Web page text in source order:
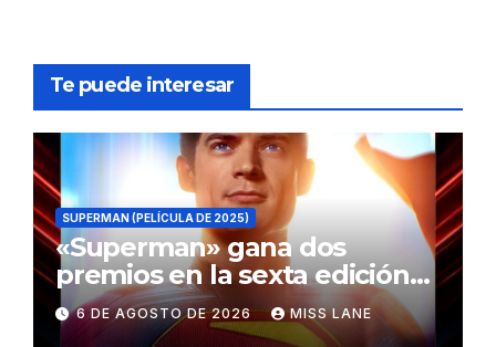
Te puede interesar
SUPERMAN (PELÍCULA DE 2025)
«Superman» gana dos
premios en la sexta edición
de los Critics Choice Super
Awards
6 DE AGOSTO DE 2026 MISS LANE